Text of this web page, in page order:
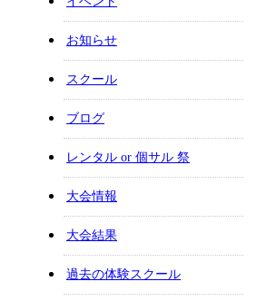
お知らせ
スクール
ブログ
レンタル or 個サル 祭
大会情報
大会結果
過去の体験スクール